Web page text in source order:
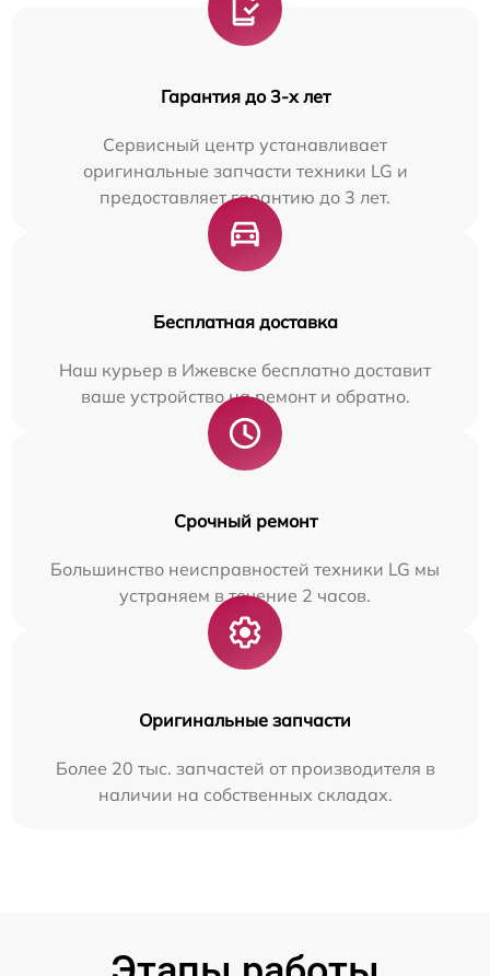
Гарантия до 3-х лет
Сервисный центр устанавливает
оригинальные запчасти техники LG и
предоставляет гарантию до 3 лет.
Бесплатная доставка
Наш курьер в Ижевске бесплатно доставит
ваше устройство на ремонт и обратно.
Срочный ремонт
Большинство неисправностей техники LG мы
устраняем в течение 2 часов.
Оригинальные запчасти
Более 20 тыс. запчастей от производителя в
наличии на собственных складах.